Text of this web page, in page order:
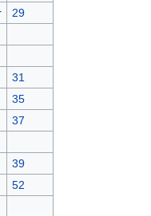
29
31
35
37
39
52